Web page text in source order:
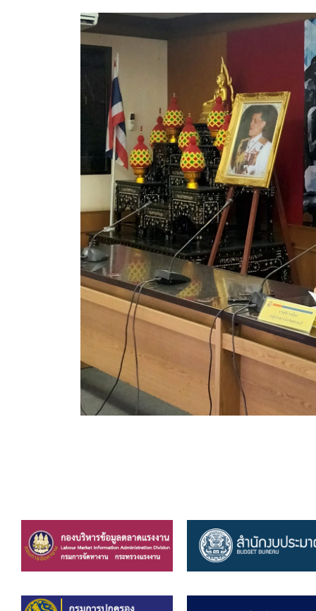
ประกาศกำหนดอายุการใช้งานของสินทรัพย์ขององ
คู่มือการปฏิบัติงานฝ่ายทะเบียนพัสดุและทรัพย์สิน
การประเมินความพึงพอใจของการดำเนินงาน อบจ.
ขั้นตอนและวิธีการชำระภาษีฯ
แบบฟอร์มการชำระภาษีฯ
การบริการแบบเบ็ดเสร็จ (One Stop Service)
หนังสือสั่งการ
สรุปผลการปฏิบัติงานประจำเดือน GPS
ระเบียบพัสดุฯ การจัดซื้อจัดจ้าง
การเสริมสร้างคุณธรรมจริยธรรม
ITA : การประเมินคุณธรรมและความโปร่งใสในการ
มาตรฐานการปฏิบัติงาน
แผนพัฒนาท้องถิ่น ของอบจ.สุพรรณบุรี